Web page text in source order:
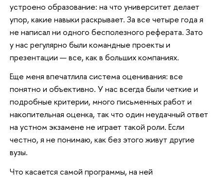
устроено образование: на что университет делает
упор, какие навыки раскрывает. За все четыре года я
не написал ни одного бесполезного реферата. Зато
у нас регулярно были командные проекты и
презентации — все, как в больших компаниях.
Еще меня впечатлила система оценивания: все
понятно и объективно. У нас всегда были четкие и
подробные критерии, много письменных работ и
накопительная оценка, так что один неудачный ответ
на устном экзамене не играет такой роли. Если
честно, я не понимаю, как без этого живут другие
вузы.
Что касается самой программы, на ней